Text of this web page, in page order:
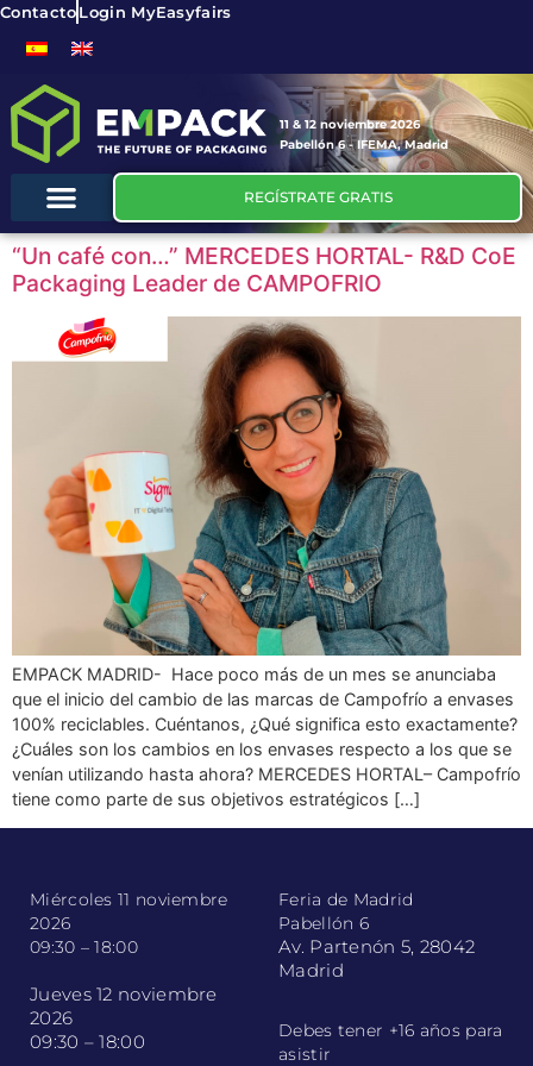
ContactoLogin MyEasyfairs
11 & 12 noviembre 2026
Pabellón 6 - IFEMA, Madrid
REGÍSTRATE GRATIS
“Un café con…” MERCEDES HORTAL- R&D CoE
Packaging Leader de CAMPOFRIO
EMPACK MADRID- Hace poco más de un mes se anunciaba
que el inicio del cambio de las marcas de Campofrío a envases
100% reciclables. Cuéntanos, ¿Qué significa esto exactamente?
¿Cuáles son los cambios en los envases respecto a los que se
venían utilizando hasta ahora? MERCEDES HORTAL– Campofrío
tiene como parte de sus objetivos estratégicos […]
Miércoles 11 noviembre
2026
09:30 – 18:00
Jueves 12 noviembre
2026
09:30 – 18:00
Feria de Madrid
Pabellón 6
Av. Partenón 5, 28042
Madrid
Debes tener +16 años para
asistir